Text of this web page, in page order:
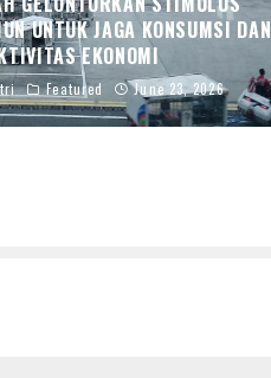
UNTUK JAGA KONSUMSI DAN
EKONOMI
Featured June 23, 2026